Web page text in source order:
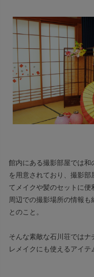
館内にある撮影部屋では
を用意されており、撮影
てメイクや髪のセットに
周辺での撮影場所の情報
とのこと。
そんな素敵な石川荘では
レメイクにも使えるアイテ